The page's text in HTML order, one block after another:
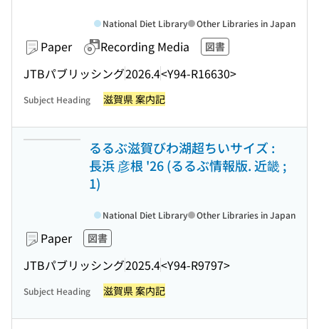
Paper Recording Media 図書
JTBパブリッシング2026.4<Y94-R16630>
National Diet Library Other Libraries in Japan
Subject Heading 滋賀県 案内記
るるぶ滋賀びわ湖超ちいサイズ :
長浜 彦根 '26 (るるぶ情報版. 近畿 ;
1)
Paper 図書
JTBパブリッシング2025.4<Y94-R9797>
National Diet Library Other Libraries in Japan
Subject Heading 滋賀県 案内記